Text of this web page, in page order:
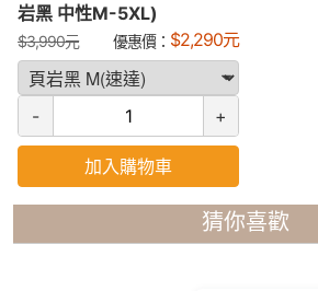
岩黑 中性M-5XL)
$3,990元 優惠價： $2,290元
- +
加入購物車
猜你喜歡